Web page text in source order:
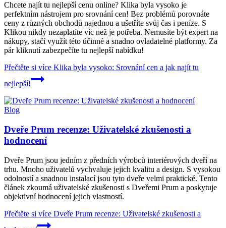
Chcete najít tu nejlepší cenu online? Klika byla vysoko je
perfektním nástrojem pro srovnání cen! Bez problémů porovnáte
ceny z různých obchodů najednou a ušetříte svůj čas i peníze. S
Klikou nikdy nezaplatíte víc než je potřeba. Nemusíte být expert na
nákupy, stačí využít této účinné a snadno ovladatelné platformy. Za
pár kliknutí zabezpečíte tu nejlepší nabídku!
Přečtěte si více Klika byla vysoko: Srovnání cen a jak najít tu
nejlepší!
Blog
Dveře Prum recenze: Uživatelské zkušenosti a
hodnocení
Dveře Prum jsou jedním z předních výrobců interiérových dveří na
trhu. Mnoho uživatelů vychvaluje jejich kvalitu a design. S vysokou
odolností a snadnou instalací jsou tyto dveře velmi praktické. Tento
článek zkoumá uživatelské zkušenosti s Dveřemi Prum a poskytuje
objektivní hodnocení jejich vlastností.
Přečtěte si více Dveře Prum recenze: Uživatelské zkušenosti a